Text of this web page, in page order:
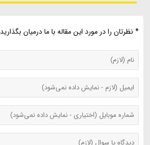
* نظرتان را در مورد این مقاله با ما درمیان بگذارید